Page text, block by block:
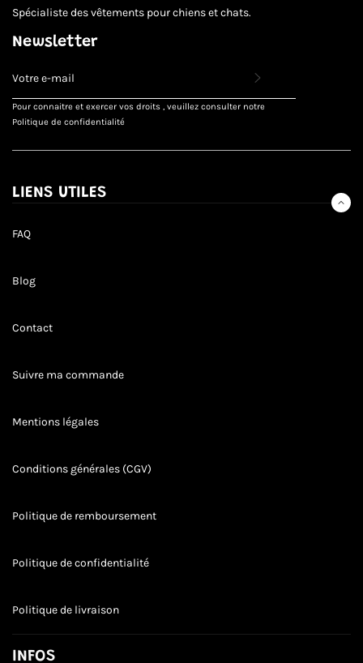
Spécialiste des vêtements pour chiens et chats.
Newsletter
VOUS
POUR
RECEVOIR
LES
DERNIÈRES
OFFRES
ET
Pour connaitre et exercer vos droits , veuillez consulter notre
Politique de confidentialité
LIENS UTILES
FAQ
Blog
Contact
Suivre ma commande
Mentions légales
Conditions générales (CGV)
Politique de remboursement
Politique de confidentialité
Politique de livraison
INFOS